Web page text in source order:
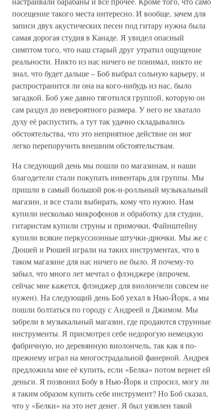
посещение такого места интересно. И вообще, зачем для
записи двух акустических песен под гитару нужна была
самая дорогая студия в Канаде. Я увидел опасный
симптом того, что наш старый друг утратил ощущение
реальности. Никто из нас ничего не понимал, никто не
знал, что будет дальше – Боб выбрал сольную карьеру, и
распространится ли она на кого-нибудь из нас, было
загадкой. Боб уже давно тяготился группой, которую он
сам раздул до невероятного размера. У него не хватало
духу её распустить, а тут так удачно складывались
обстоятельства, что это неприятное действие он мог
легко перепоручить внешним обстоятельствам.
На следующий день мы пошли по магазинам, и наши
благодетели стали покупать инвентарь для группы. Мы
пришли в самый большой рок-н-ролльный музыкальный
магазин, и все стали выбирать, кому что нужно. Нам
купили несколько микрофонов и обработку для студии,
гитаристам купили струны и примочки, Файнштейну
купили всякие перкуссионные штучки-дрючки. Мы же с
Дюшей и Рюшей играли на таких инструментах, что в
таком магазине для нас ничего не было. Я почему-то
забыл, что много лет мечтал о флэнджере (впрочем,
сейчас мне кажется, флэнджер для виолончели совсем не
нужен). На следующий день Боб уехал в Нью-Йорк, а мы
пошли болтаться по городу с Андреей и Джимом. Мы
забрели в музыкальный магазин, где продаются струнные
инструменты. Я присмотрел себе недорогую немецкую
фабричную, но деревянную виолончель, так как я по-
прежнему играл на многострадальной фанерной. Андрея
предложила мне её купить, если «Белка» потом вернет ей
деньги. Я позвонил Бобу в Нью-Йорк и спросил, могу ли
я таким образом купить себе инструмент? Но Боб сказал,
что у «Белки» на это нет денег. Я был уязвлен такой